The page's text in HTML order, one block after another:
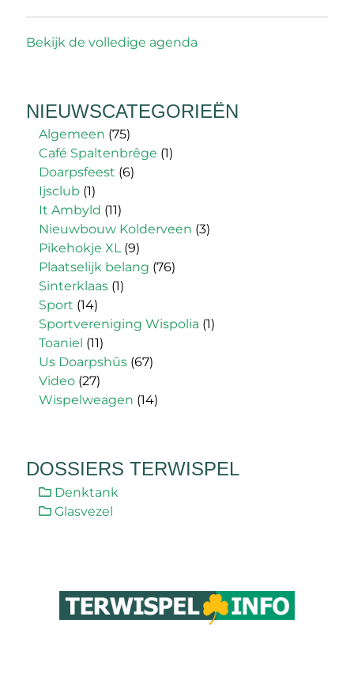
Bekijk de volledige agenda
NIEUWSCATEGORIEËN
Algemeen (75)
Café Spaltenbrêge (1)
Doarpsfeest (6)
Ijsclub (1)
It Ambyld (11)
Nieuwbouw Kolderveen (3)
Pikehokje XL(9)
Plaatselijk belang (76)
Sinterklaas (1)
Sport (14)
Sportvereniging Wispolia (1)
Toaniel (11)
Us Doarpshûs (67)
Video (27)
Wispelweagen (14)
DOSSIERS TERWISPEL
Denktank
Glasvezel